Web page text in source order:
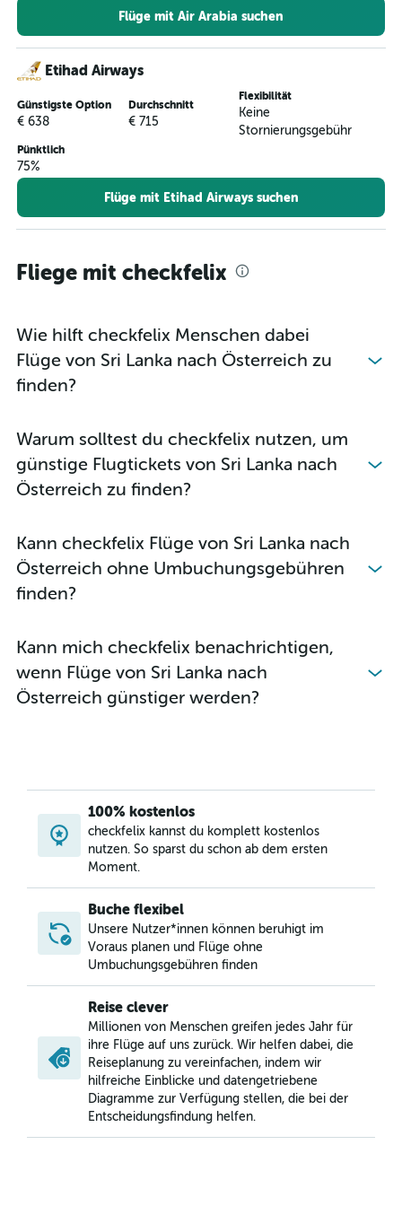
Flüge von Busan nach Wien
Flüge von Baku nach Wien
Flüge von Osaka Kansai nach Salzburg
Flüge von Kolkata nach Wien
Flüge von Colombo Bandaranayake nach Wien
Flüge von Atyrau nach Wien
Flüge mit Air Arabia suchen
Etihad Airways
Günstigste Option
€ 638
Durchschnitt
€ 715
Flexibilität
Keine
Stornierungsgebühr
Pünktlich
75%
Flüge mit Etihad Airways suchen
Fliege mit checkfelix
Wie hilft checkfelix Menschen dabei
Flüge von Sri Lanka nach Österreich zu
finden?
Warum solltest du checkfelix nutzen, um
günstige Flugtickets von Sri Lanka nach
Österreich zu finden?
Kann checkfelix Flüge von Sri Lanka nach
Österreich ohne Umbuchungsgebühren
finden?
Kann mich checkfelix benachrichtigen,
wenn Flüge von Sri Lanka nach
Österreich günstiger werden?
100% kostenlos
checkfelix kannst du komplett kostenlos
nutzen. So sparst du schon ab dem ersten
Moment.
Buche flexibel
Unsere Nutzer*innen können beruhigt im
Voraus planen und Flüge ohne
Umbuchungsgebühren finden
Reise clever
Millionen von Menschen greifen jedes Jahr für
ihre Flüge auf uns zurück. Wir helfen dabei, die
Reiseplanung zu vereinfachen, indem wir
hilfreiche Einblicke und datengetriebene
Diagramme zur Verfügung stellen, die bei der
Entscheidungsfindung helfen.